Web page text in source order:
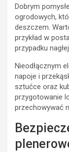
Dobrym
ogrodowych,
deszczem.
przykład w
przypadku
Nieodłącznym
napoje i
sztućce oraz
przygotowanie
przechowywać